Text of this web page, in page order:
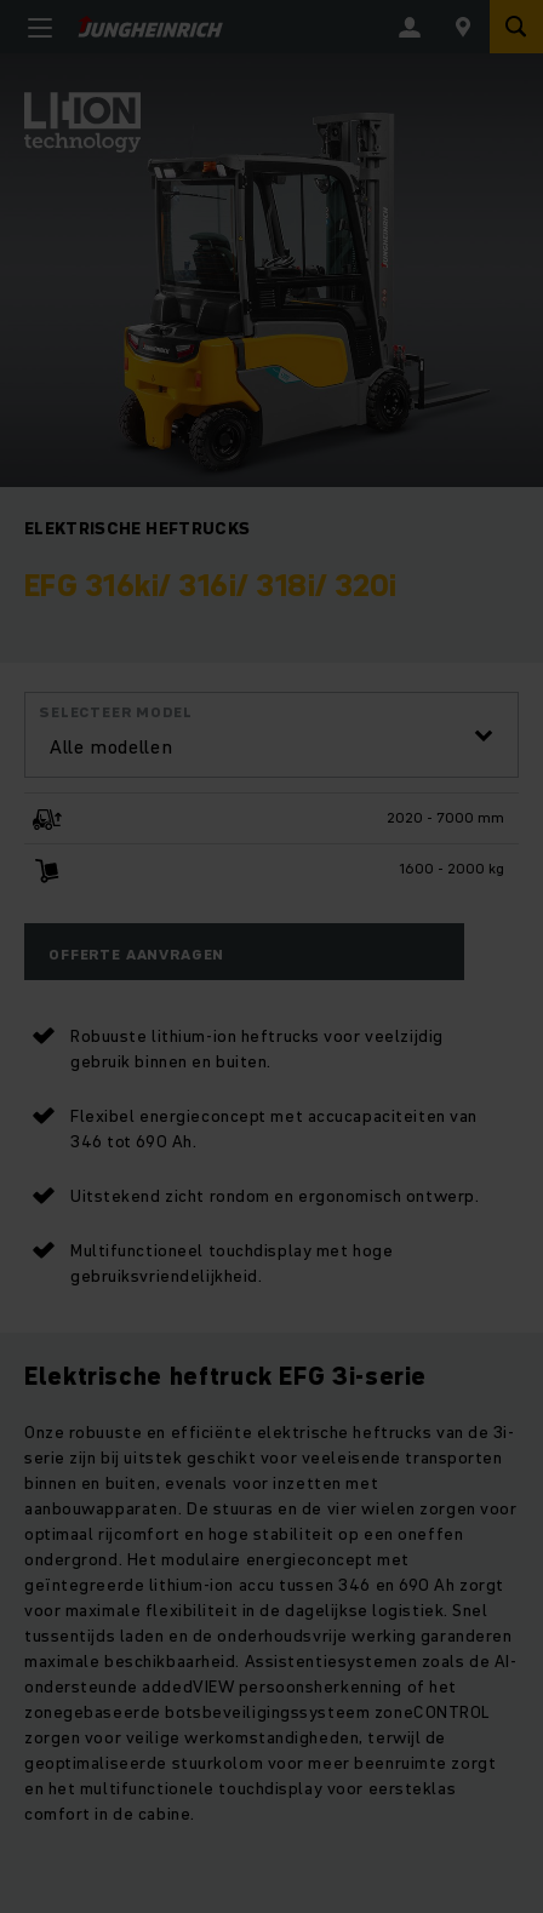
ELEKTRISCHE HEFTRUCKS
EFG 316ki/ 316i/ 318i/ 320i
Alle modellen
SELECTEER MODEL
2020 - 7000 mm
1600 - 2000 kg
OFFERTE AANVRAGEN
Robuuste lithium-ion heftrucks voor veelzijdig
gebruik binnen en buiten.
Flexibel energieconcept met accucapaciteiten van
346 tot 690 Ah.
Uitstekend zicht rondom en ergonomisch ontwerp.
Multifunctioneel touchdisplay met hoge
gebruiksvriendelijkheid.
Elektrische heftruck EFG 3i-serie
Onze robuuste en efficiënte elektrische heftrucks van de 3i-
serie zijn bij uitstek geschikt voor veeleisende transporten
binnen en buiten, evenals voor inzetten met
aanbouwapparaten. De stuuras en de vier wielen zorgen voor
optimaal rijcomfort en hoge stabiliteit op een oneffen
ondergrond. Het modulaire energieconcept met
geïntegreerde lithium-ion accu tussen 346 en 690 Ah zorgt
voor maximale flexibiliteit in de dagelijkse logistiek. Snel
tussentijds laden en de onderhoudsvrije werking garanderen
maximale beschikbaarheid. Assistentiesystemen zoals de AI-
ondersteunde addedVIEW persoonsherkenning of het
zonegebaseerde botsbeveiligingssysteem zoneCONTROL
zorgen voor veilige werkomstandigheden, terwijl de
geoptimaliseerde stuurkolom voor meer beenruimte zorgt
en het multifunctionele touchdisplay voor eersteklas
comfort in de cabine.